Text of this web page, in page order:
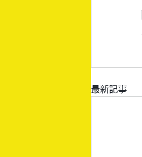
最新記事